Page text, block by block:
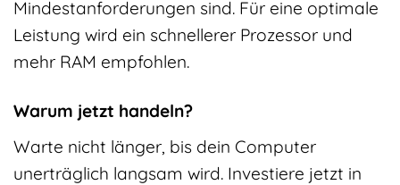
Mindestanforderungen sind. Für eine optimale
Leistung wird ein schnellerer Prozessor und
mehr RAM empfohlen.
Warum jetzt handeln?
Warte nicht länger, bis dein Computer
unerträglich langsam wird. Investiere jetzt in